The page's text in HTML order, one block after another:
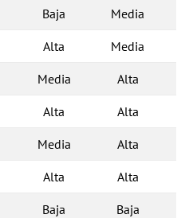
Baja Media
Alta Media
Media Alta
Alta Alta
Media Alta
Alta Alta
Baja Baja